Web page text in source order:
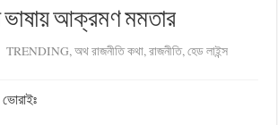
ভাষায় আক্রমণ মমতার
TRENDING,অথ রাজনীতি কথা,রাজনীতি,হেড লাইন্স
ভোরাইঃ